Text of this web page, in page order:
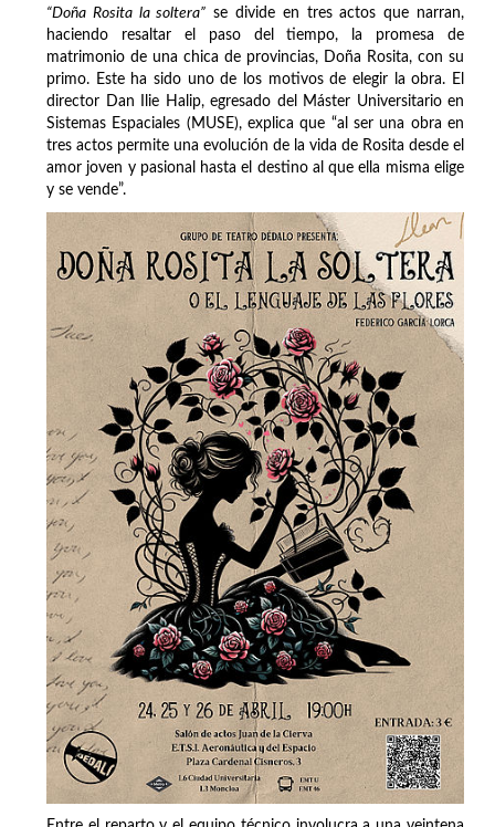
“Doña Rosita la soltera” se divide en tres actos que narran,
haciendo resaltar el paso del tiempo, la promesa de
matrimonio de una chica de provincias, Doña Rosita, con su
primo. Este ha sido uno de los motivos de elegir la obra. El
director Dan Ilie Halip, egresado del Máster Universitario en
Sistemas Espaciales (MUSE), explica que “al ser una obra en
tres actos permite una evolución de la vida de Rosita desde el
amor joven y pasional hasta el destino al que ella misma elige
y se vende”.